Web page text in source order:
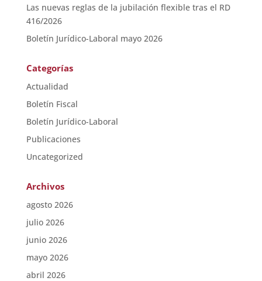
Las nuevas reglas de la jubilación flexible tras el RD
416/2026
Boletín Jurídico-Laboral mayo 2026
Categorías
Actualidad
Boletín Fiscal
Boletín Jurídico-Laboral
Publicaciones
Uncategorized
Archivos
agosto 2026
julio 2026
junio 2026
mayo 2026
abril 2026